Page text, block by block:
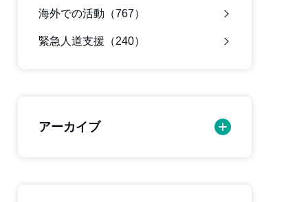
海外での活動（767）
緊急人道支援（240）
アーカイブ